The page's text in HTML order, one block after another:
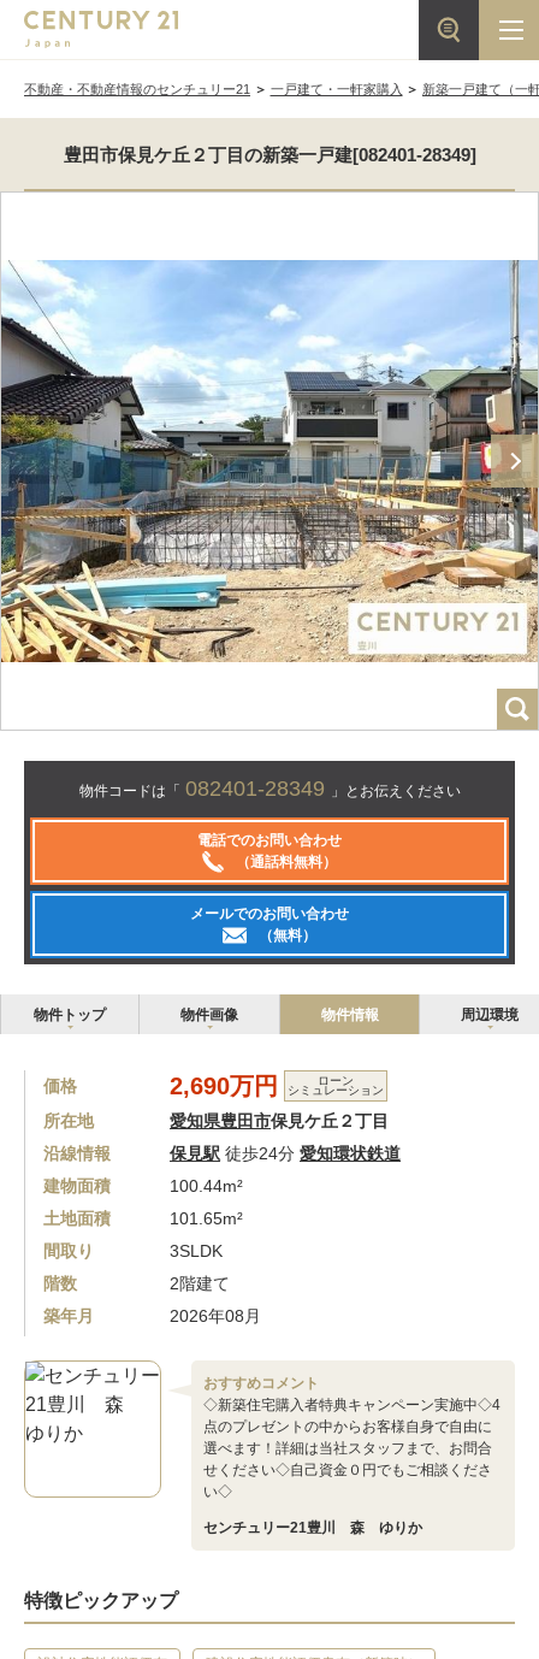
不動産・不動産情報のセンチュリー21 一戸建て・一軒家購入 新築一戸建て（一
豊田市保見ケ丘２丁目の新築一戸建[082401-28349]
物件コードは「 082401-28349 」とお伝えください
電話でのお問い合わせ
（通話料無料）
メールでのお問い合わせ
（無料）
物件トップ 物件画像 物件情報 周辺環境
価格 2,690万円 ローン
シミュレーション
所在地 愛知県豊田市保見ケ丘２丁目
沿線情報
保見駅 徒歩24分 愛知環状鉄道
建物面積
100.44m²
土地面積
101.65m²
間取り
3SLDK
階数
2階建て
築年月
2026年08月
おすすめコメント
◇新築住宅購入者特典キャンペーン実施中◇4
点のプレゼントの中からお客様自身で自由に
選べます！詳細は当社スタッフまで、お問合
せください◇自己資金０円でもご相談くださ
い◇
センチュリー21豊川 森 ゆりか
特徴ピックアップ